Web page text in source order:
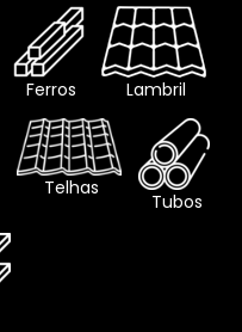
Ferros Lambril
Telhas
Tubos